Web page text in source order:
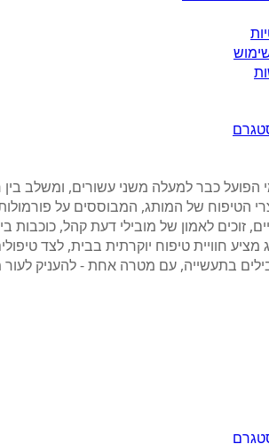
הפועל כבר למעלה משני עשורים, ומשלב
הטיפוח של המותג, המבוססים על
זוכים לאמון של מובילי דעת קהל, כוכבות
מציע חוויית טיפוח יוקרתית בבית, לצד
בתעשייה, עם מטרה אחת - להעניק